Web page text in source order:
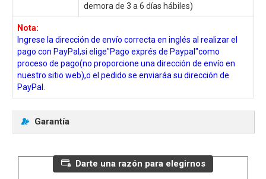
demora de 3 a 6 días hábiles)
Nota:
Ingrese la dirección de envío correcta en inglés al realizar el
pago con PayPal,si elige"Pago exprés de Paypal"como
proceso de pago(no proporcione una dirección de envío en
nuestro sitio web),o el pedido se enviaráa su dirección de
PayPal.
Garantía
Darte una razón para elegirnos